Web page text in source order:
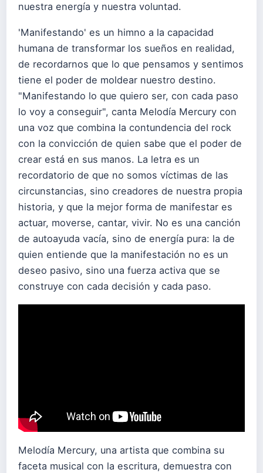
nuestra energía y nuestra voluntad.
'Manifestando' es un himno a la capacidad
humana de transformar los sueños en realidad,
de recordarnos que lo que pensamos y sentimos
tiene el poder de moldear nuestro destino.
"Manifestando lo que quiero ser, con cada paso
lo voy a conseguir", canta Melodía Mercury con
una voz que combina la contundencia del rock
con la convicción de quien sabe que el poder de
crear está en sus manos. La letra es un
recordatorio de que no somos víctimas de las
circunstancias, sino creadores de nuestra propia
historia, y que la mejor forma de manifestar es
actuar, moverse, cantar, vivir. No es una canción
de autoayuda vacía, sino de energía pura: la de
quien entiende que la manifestación no es un
deseo pasivo, sino una fuerza activa que se
construye con cada decisión y cada paso.
Melodía Mercury, una artista que combina su
faceta musical con la escritura, demuestra con